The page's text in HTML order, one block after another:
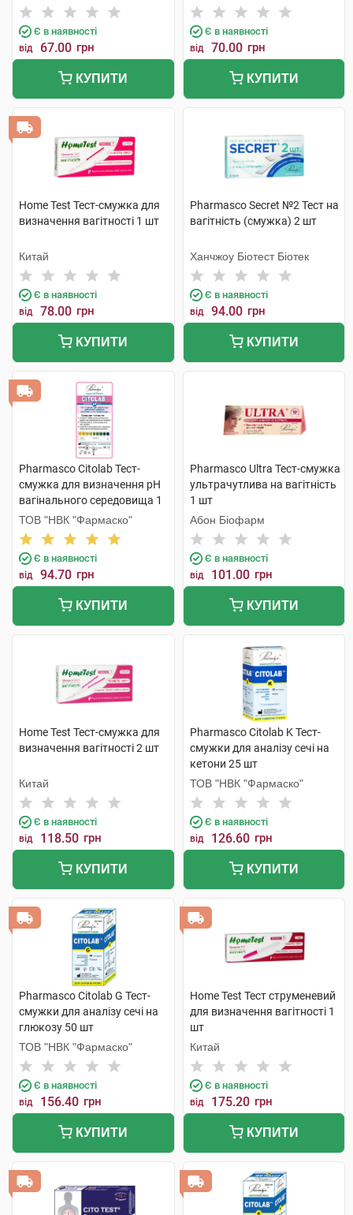
Є в наявності
від 67.00 грн
КУПИТИ
Є в наявності
від 70.00 грн
КУПИТИ
Home Test Тест-смужка для
визначення вагітності 1 шт
Китай
Є в наявності
від 78.00 грн
КУПИТИ
Pharmasco Secret №2 Тест на
вагітність (смужка) 2 шт
Ханчжоу Біотест Біотек
Є в наявності
від 94.00 грн
КУПИТИ
Pharmasco Citolab Тест-
смужка для визначення pH
вагінального середовища 1
шт
ТОВ "НВК "Фармаско"
Є в наявності
від 94.70 грн
КУПИТИ
Pharmasco Ultra Тест-смужка
ультрачутлива на вагітність
1 шт
Абон Біофарм
Є в наявності
від 101.00 грн
КУПИТИ
Home Test Тест-смужка для
визначення вагітності 2 шт
Китай
Є в наявності
від 118.50 грн
КУПИТИ
Pharmasco Citolab K Тест-
смужки для аналізу сечі на
кетони 25 шт
ТОВ "НВК "Фармаско"
Є в наявності
від 126.60 грн
КУПИТИ
Pharmasco Citolab G Тест-
смужки для аналізу сечі на
глюкозу 50 шт
ТОВ "НВК "Фармаско"
Є в наявності
від 156.40 грн
КУПИТИ
Home Test Тест струменевий
для визначення вагітності 1
шт
Китай
Є в наявності
від 175.20 грн
КУПИТИ